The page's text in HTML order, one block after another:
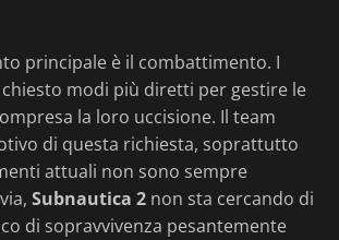
principale è il combattimento. I
modi più diretti per gestire le
la loro uccisione. Il team
di questa richiesta, soprattutto
attuali non sono sempre
Subnautica 2 non sta cercando di
di sopravvivenza pesantemente